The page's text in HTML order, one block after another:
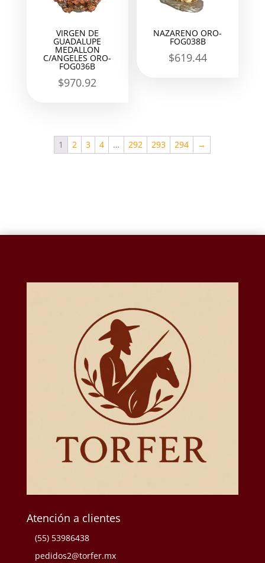
VIRGEN DE
GUADALUPE
MEDALLON
C/ANGELES ORO-
FOG036B
$970.92
NAZARENO ORO-
FOG038B
$619.44
1 2 3 4 … 292 293 294 →
Atención a clientes
(55) 53986438
pedidos2@torfer.mx